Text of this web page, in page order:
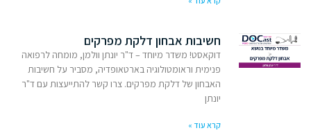
חשיבות אבחון דלקת מפרקים
דוקאסט! משדר מיוחד – ד"ר יונתן וולמן, מומחה לרפואה
פנימית וראומטולוגיה בארטאופדיה, מסביר על חשיבות
האבחון של דלקת מפרקים. צרו קשר להתייעצות עם ד"ר
יונתן
קרא עוד »